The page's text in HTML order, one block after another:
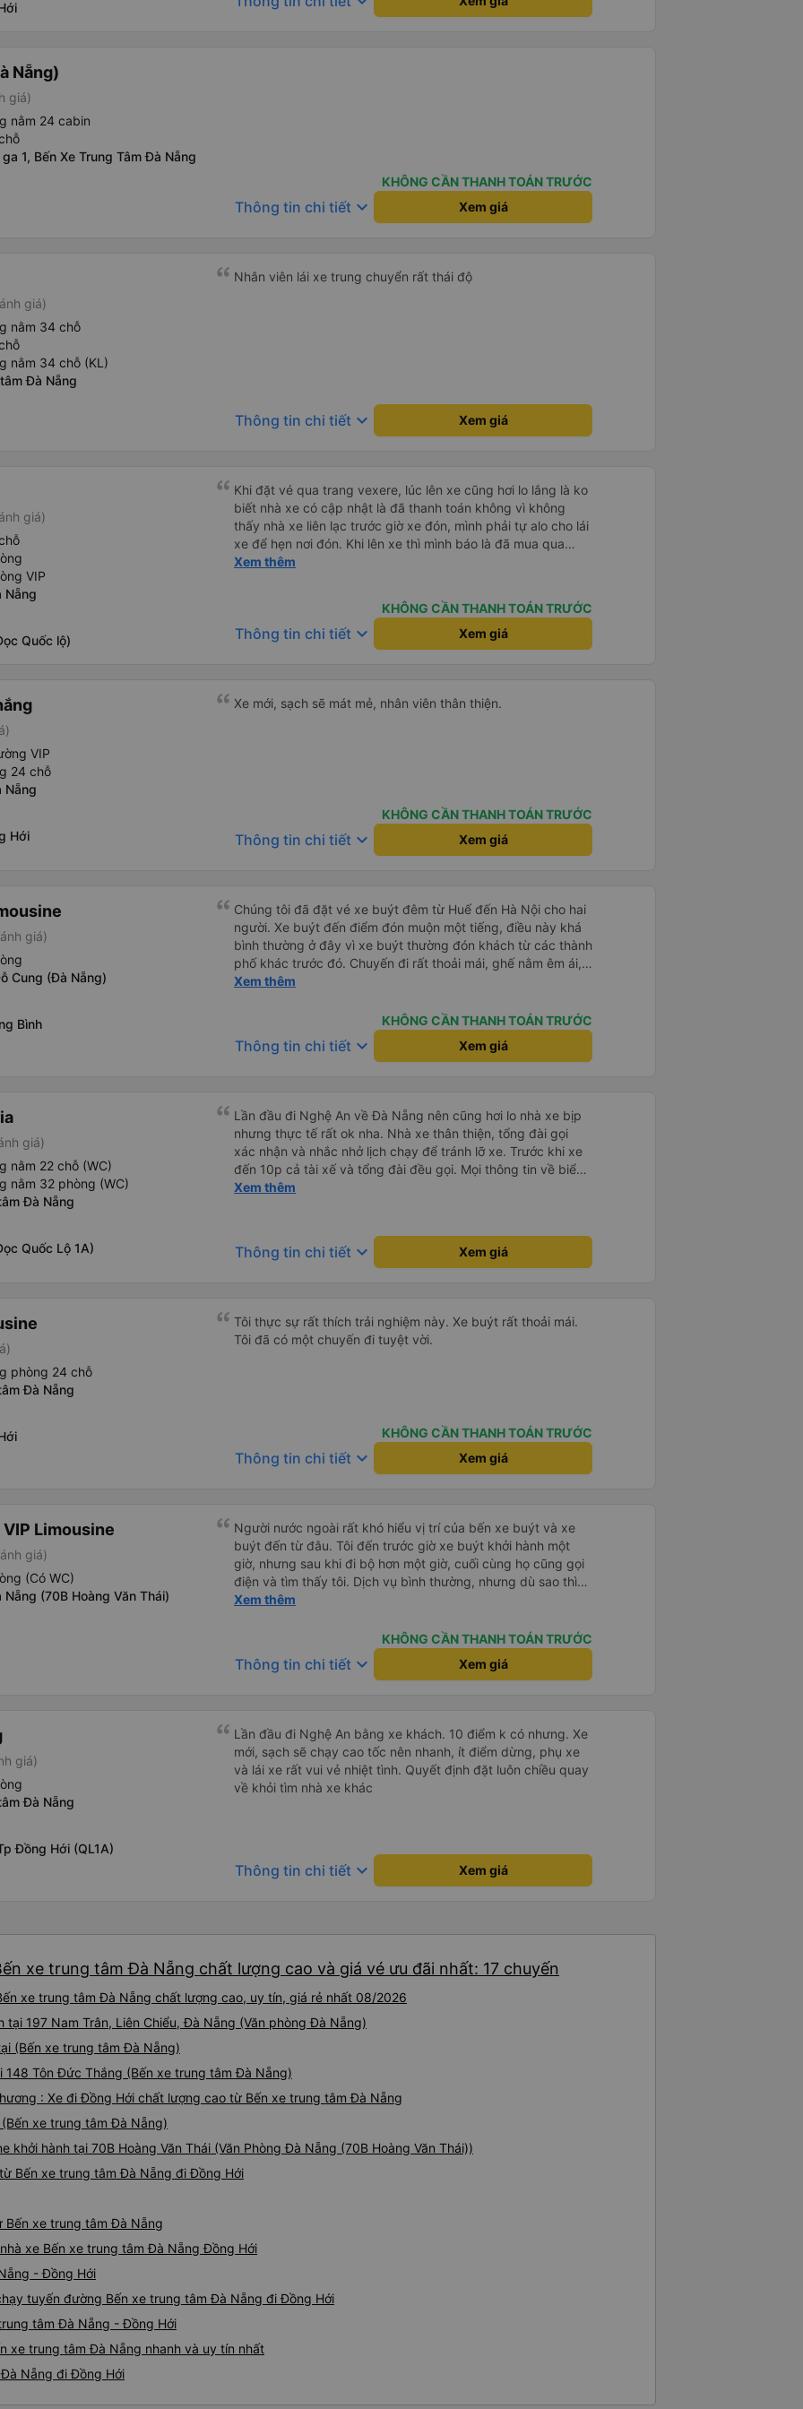
Nẵng)
giá)
nằm 24 cabin
1, Bến Xe Trung Tâm Đà Nẵng
KHÔNG CẦN THANH TOÁN TRƯỚC
Thông tin chi tiết keyboard_arrow_down Xem giá
giá)
nằm 34 chỗ
nằm 34 chỗ (KL)
Đà Nẵng
Nhân viên lái xe trung chuyển rất thái độ
Thông tin chi tiết keyboard_arrow_down Xem giá
giá)
VIP
Nẵng
Quốc lộ)
Khi đặt vé qua trang vexere, lúc lên xe cũng hơi lo lắng là ko
biết nhà xe có cập nhật là đã thanh toán không vì không
thấy nhà xe liên lạc trước giờ xe đón, mình phải tự alo cho lái
xe để hẹn nơi đón. Khi lên xe thì mình báo là đã mua qua
trang vexere thì lúc đó nhà xe mới kiểm tra và OK. Như vậy,
tránh để khách sốt ruột, lo lắng.
Xem thêm
KHÔNG CẦN THANH TOÁN TRƯỚC
Thông tin chi tiết keyboard_arrow_down Xem giá
VIP
24 chỗ
Nẵng
Hới
Xe mới, sạch sẽ mát mẻ, nhân viên thân thiện.
KHÔNG CẦN THANH TOÁN TRƯỚC
Thông tin chi tiết keyboard_arrow_down Xem giá
giá)
Cung (Đà Nẵng)
Bình
Chúng tôi đã đặt vé xe buýt đêm từ Huế đến Hà Nội cho hai
người. Xe buýt đến điểm đón muộn một tiếng, điều này khá
bình thường ở đây vì xe buýt thường đón khách từ các thành
phố khác trước đó. Chuyến đi rất thoải mái, ghế nằm êm ái,
và ngay cả người cao 1,80 m như tôi vẫn ngủ ngon. Sau khi
nhận lại được vào tối hôm đó hoàn toàn nguyên vẹn. Tất
nhiên, tốt hơn hết là tránh những rắc rối như vậy, nhưng thật
tốt khi thấy công ty xe buýt quan tâm đến khách hàng của
Xem thêm
KHÔNG CẦN THANH TOÁN TRƯỚC
Thông tin chi tiết keyboard_arrow_down Xem giá
giá)
nằm 22 chỗ (WC)
nằm 32 phòng (WC)
Đà Nẵng
Quốc Lộ 1A)
Lần đầu đi Nghệ An về Đà Nẵng nên cũng hơi lo nhà xe bịp
nhưng thực tế rất ok nha. Nhà xe thân thiện, tổng đài gọi
xác nhận và nhắc nhở lịch chạy để tránh lỡ xe. Trước khi xe
đến 10p cả tài xế và tổng đài đều gọi. Mọi thông tin về biển
số xe và số điện thoại tài xế đều trùng khớp trong email nhận
đến ĐN sớm gần 1 tiếng so với thời gian dự kiến. 10 điểm, lần
sau có nhu cầu sẽ chọn nhà xe này để đi Vinh <-> Đà Nẵng
Xem thêm
Thông tin chi tiết keyboard_arrow_down Xem giá
phòng 24 chỗ
Đà Nẵng
Tôi thực sự rất thích trải nghiệm này. Xe buýt rất thoải mái.
Tôi đã có một chuyến đi tuyệt vời.
KHÔNG CẦN THANH TOÁN TRƯỚC
Thông tin chi tiết keyboard_arrow_down Xem giá
Limousine
giá)
(Có WC)
Nẵng (70B Hoàng Văn Thái)
Người nước ngoài rất khó hiểu vị trí của bến xe buýt và xe
buýt đến từ đâu. Tôi đến trước giờ xe buýt khởi hành một
giờ, nhưng sau khi đi bộ hơn một giờ, cuối cùng họ cũng gọi
điện và tìm thấy tôi. Dịch vụ bình thường, nhưng dù sao thì
tôi ngủ ngon hơn ở khách sạn vì tôi rất thoải mái. Sẽ tuyệt
cho điểm tối đa. Cảm ơn bạn rất nhiều.
Xem thêm
KHÔNG CẦN THANH TOÁN TRƯỚC
Thông tin chi tiết keyboard_arrow_down Xem giá
giá)
Đà Nẵng
Đồng Hới (QL1A)
Lần đầu đi Nghệ An bằng xe khách. 10 điểm k có nhưng. Xe
mới, sạch sẽ chạy cao tốc nên nhanh, ít điểm dừng, phụ xe
và lái xe rất vui vẻ nhiệt tình. Quyết định đặt luôn chiều quay
về khỏi tìm nhà xe khác
Thông tin chi tiết keyboard_arrow_down Xem giá
xe trung tâm Đà Nẵng chất lượng cao và giá vé ưu đãi nhất: 17 chuyến
xe trung tâm Đà Nẵng chất lượng cao, uy tín, giá rẻ nhất 08/2026
tại 197 Nam Trân, Liên Chiểu, Đà Nẵng (Văn phòng Đà Nẵng)
(Bến xe trung tâm Đà Nẵng)
148 Tôn Đức Thắng (Bến xe trung tâm Đà Nẵng)
: Xe đi Đồng Hới chất lượng cao từ Bến xe trung tâm Đà Nẵng
xe trung tâm Đà Nẵng)
khởi hành tại 70B Hoàng Văn Thái (Văn Phòng Đà Nẵng (70B Hoàng Văn Thái))
Bến xe trung tâm Đà Nẵng đi Đồng Hới
Bến xe trung tâm Đà Nẵng
xe Bến xe trung tâm Đà Nẵng Đồng Hới
- Đồng Hới
tuyến đường Bến xe trung tâm Đà Nẵng đi Đồng Hới
tâm Đà Nẵng - Đồng Hới
xe trung tâm Đà Nẵng nhanh và uy tín nhất
Nẵng đi Đồng Hới